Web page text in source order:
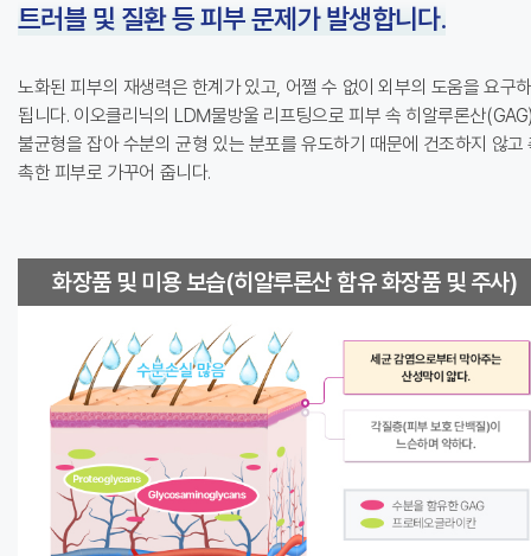
트러블 및 질환 등 피부 문제가 발생합니다.
노화된 피부의 재생력은 한계가 있고, 어쩔 수 없이 외부의 도움을 요구
됩니다. 이오클리닉의 LDM물방울 리프팅으로 피부 속 히알루론산
불균형을 잡아 수분의 균형 있는 분포를 유도하기 때문에 건조하지 않고
촉한 피부로 가꾸어 줍니다.
화장품 및 미용 보습(히알루론산 함유 화장품 및 주사)